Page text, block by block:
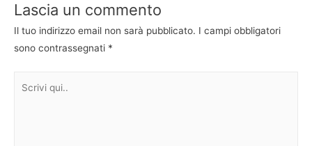
Lascia un commento
Il tuo indirizzo email non sarà pubblicato. I campi obbligatori
sono contrassegnati *